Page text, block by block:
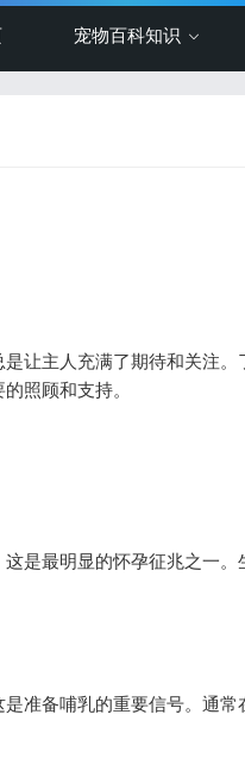
宠物百科知识
主人充满了期待和关注。
照顾和支持。
最明显的怀孕征兆之一。
备哺乳的重要信号。通常